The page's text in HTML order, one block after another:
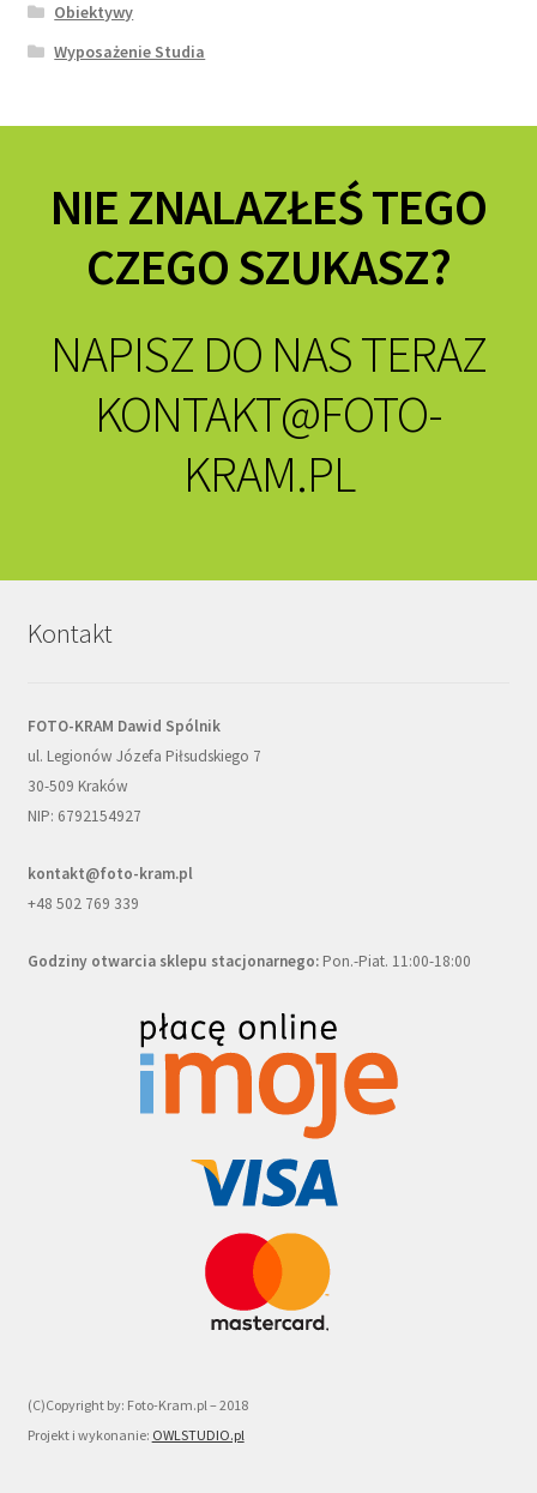
Obiektywy
Wyposażenie Studia
NIE ZNALAZŁEŚ TEGO
CZEGO SZUKASZ?
NAPISZ DO NAS TERAZ
KONTAKT@FOTO-
KRAM.PL
Kontakt
FOTO-KRAM Dawid Spólnik
ul. Legionów Józefa Piłsudskiego 7
30-509 Kraków
NIP: 6792154927
kontakt@foto-kram.pl
+48 502 769 339
Godziny otwarcia sklepu stacjonarnego:Pon.-Piat. 11:00-18:00
(C)Copyright by: Foto-Kram.pl – 2018
Projekt i wykonanie: OWLSTUDIO.pl